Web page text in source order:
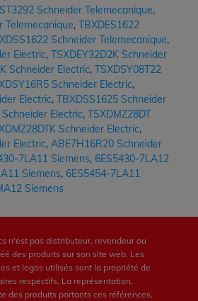
Schneider Telemecanique,
Telemecanique, TBXDES1622
Schneider Telemecanique,
Electric, TSXDEY32D2K Schneider
Schneider Electric, TSXDSY08T22
Schneider Electric,
Electric, TBXDSS1625 Schneider
Schneider Electric, TSXDMZ28DT
Schneider Electric,
Electric, ABE7H16R20 Schneider
7LA11 Siemens, 6ES5430-7LA12
Siemens, 6ES5454-7LA11
Siemens
n'est pas distributeur, revendeur ou
des produits sur son site web. Les
et logos utilisés sont la propriété de
respectifs. La représentation,
des produits portants ces références,